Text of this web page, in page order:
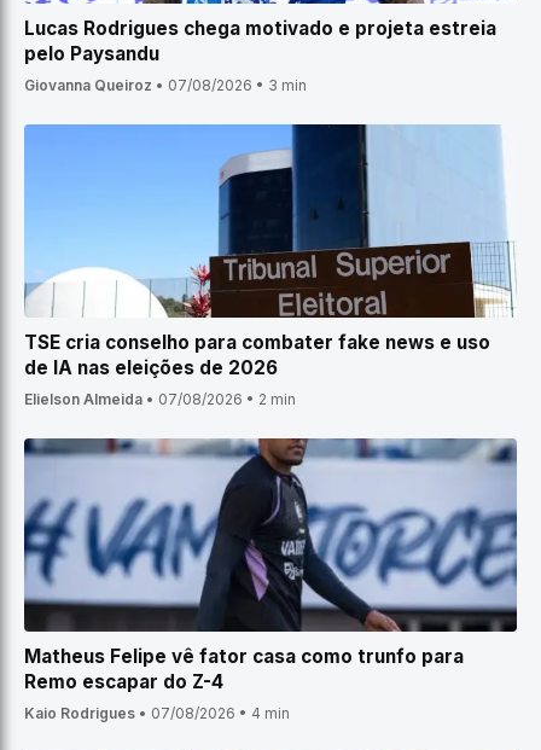
Lucas Rodrigues chega motivado e projeta estreia
pelo Paysandu
Giovanna Queiroz • 07/08/2026 • 3 min
TSE cria conselho para combater fake news e uso
de IA nas eleições de 2026
Elielson Almeida • 07/08/2026 • 2 min
Matheus Felipe vê fator casa como trunfo para
Remo escapar do Z-4
Kaio Rodrigues • 07/08/2026 • 4 min